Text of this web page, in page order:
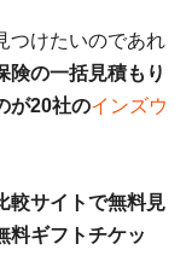
つけたいのであれ
険の一括見積もり
が20社のインズウ
較サイトで無料見
料ギフトチケッ